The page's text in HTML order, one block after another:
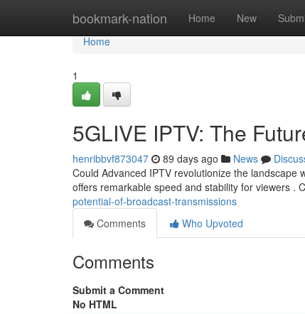
bookmark-nation Home New
Home
Home
1
5GLIVE IPTV: The
henribbvf873047 89 days ago News
Could Advanced IPTV revolutionize the landscape
offers remarkable speed and stability for viewers .
potential-of-broadcast-transmissions
Comments
Who Upvoted
Comments
Submit a Comment
No HTML